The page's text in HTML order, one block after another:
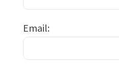
Email